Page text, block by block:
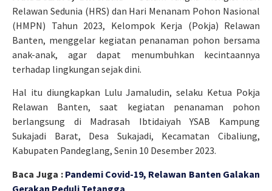
Relawan Sedunia (HRS) dan Hari Menanam Pohon Nasional
(HMPN) Tahun 2023, Kelompok Kerja (Pokja) Relawan
Banten, menggelar kegiatan penanaman pohon bersama
anak-anak, agar dapat menumbuhkan kecintaannya
terhadap lingkungan sejak dini.
Hal itu diungkapkan Lulu Jamaludin, selaku Ketua Pokja
Relawan Banten, saat kegiatan penanaman pohon
berlangsung di Madrasah Ibtidaiyah YSAB Kampung
Sukajadi Barat, Desa Sukajadi, Kecamatan Cibaliung,
Kabupaten Pandeglang, Senin 10 Desember 2023.
Baca Juga : Pandemi Covid-19, Relawan Banten Galakan
Gerakan Peduli Tetangga